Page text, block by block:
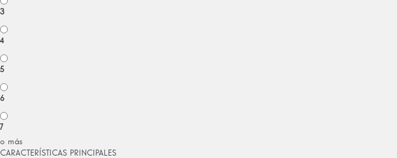
3
4
5
6
7
o más
CARACTERÍSTICAS PRINCIPALES